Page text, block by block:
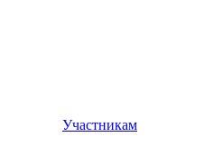
Участникам